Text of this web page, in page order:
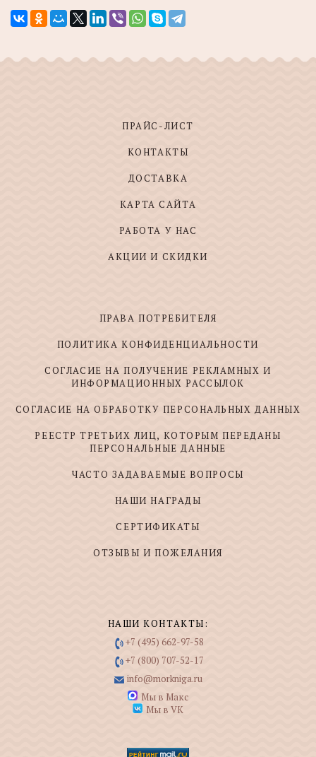
ПРАЙС-ЛИСТ
КОНТАКТЫ
ДОСТАВКА
КАРТА САЙТА
РАБОТА У НАС
АКЦИИ И СКИДКИ
ПРАВА ПОТРЕБИТЕЛЯ
ПОЛИТИКА КОНФИДЕНЦИАЛЬНОСТИ
СОГЛАСИЕ НА ПОЛУЧЕНИЕ РЕКЛАМНЫХ И
ИНФОРМАЦИОННЫХ РАССЫЛОК
СОГЛАСИЕ НА ОБРАБОТКУ ПЕРСОНАЛЬНЫХ ДАННЫХ
РЕЕСТР ТРЕТЬИХ ЛИЦ, КОТОРЫМ ПЕРЕДАНЫ
ПЕРСОНАЛЬНЫЕ ДАННЫЕ
ЧАСТО ЗАДАВАЕМЫЕ ВОПРОСЫ
НАШИ НАГРАДЫ
СЕРТИФИКАТЫ
ОТЗЫВЫ И ПОЖЕЛАНИЯ
НАШИ КОНТАКТЫ:
+7 (495) 662-97-58
+7 (800) 707-52-17
info@morkniga.ru
Мы в Макс
Мы в VK